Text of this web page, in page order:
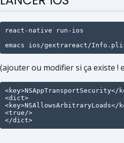
react-native run-ios
emacs ios/gextrareact/
(ajouter ou modifier si ça existe !
<key>NSAppTransportSecurity</
<dict>
<key>NSAllowsArbitraryLoads</
<true/>
</dict>